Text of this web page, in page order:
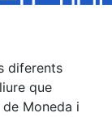
diferents
que
Moneda i